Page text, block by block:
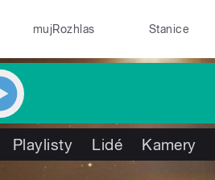
mujRozhlas Stanice
Playlisty Lidé Kamery